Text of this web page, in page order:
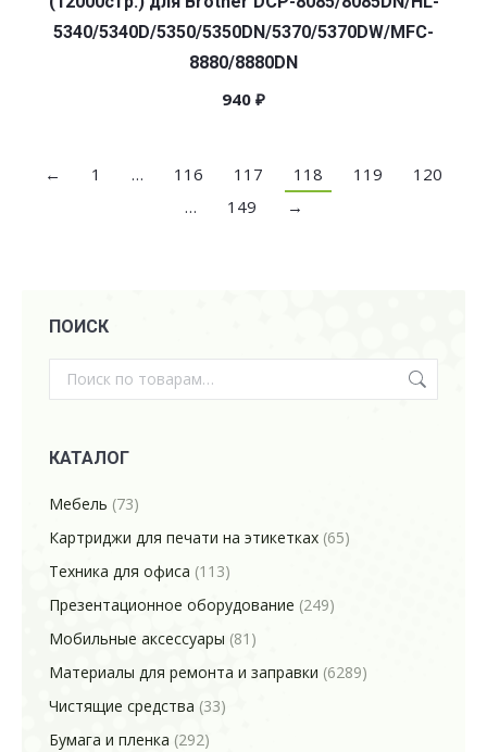
5340/5340D/5350/5350DN/5370/5370DW/MFC-
8880/8880DN
940 ₽
← 1 … 116 117 118 119
120
…
149 →
ПОИСК
КАТАЛОГ
Мебель (73)
Картриджи для печати на этикетках (65)
Техника для офиса (113)
Презентационное оборудование (249)
Мобильные аксессуары (81)
Материалы для ремонта и заправки (6289)
Чистящие средства (33)
Бумага и пленка (292)